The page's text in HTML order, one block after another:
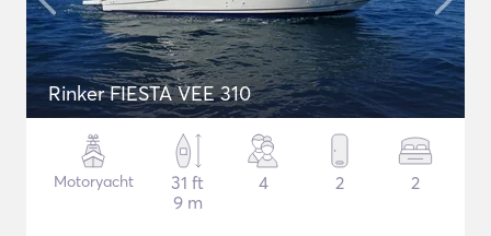
Rinker FIESTA VEE 310
Motoryacht
31 ft
9 m
4 2 2